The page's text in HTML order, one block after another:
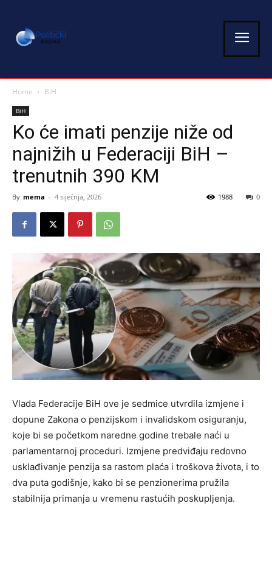
Home BiH
BiH
Ko će imati penzije niže od
najnižih u Federaciji BiH –
trenutnih 390 KM
By mema - 4 siječnja, 2026 0
1988
Vlada Federacije BiH ove je sedmice utvrdila izmjene i
dopune Zakona o penzijskom i invalidskom osiguranju,
koje bi se početkom naredne godine trebale naći u
parlamentarnoj proceduri. Izmjene predviđaju redovno
usklađivanje penzija sa rastom plaća i troškova života, i to
dva puta godišnje, kako bi se penzionerima pružila
stabilnija primanja u vremenu rastućih poskupljenja.